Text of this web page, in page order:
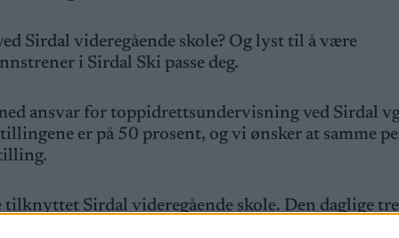
Sirdal videregående skole? Og lyst til å være
i Sirdal Ski passe deg.
ansvar for toppidrettsundervisning ved Sirdal
er på 50 prosent, og vi ønsker at samme
Sirdal videregående skole. Den daglige
skole, mens kveldstreninger,